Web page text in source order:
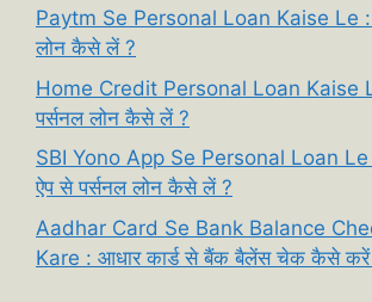
Paytm Se Personal Loan Kaise Le :
लोन कैसे लें ?
Home Credit Personal Loan Kaise
पर्सनल लोन कैसे लें ?
SBI Yono App Se Personal Loan Le
ऐप से पर्सनल लोन कैसे लें ?
Aadhar Card Se Bank Balance
Kare : आधार कार्ड से बैंक बैलेंस चेक कैसे करें